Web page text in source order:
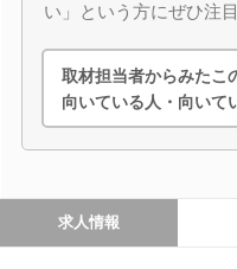
い」という方にぜひ注
取材担当者からみたこ
向いている人・向いて
求人情報